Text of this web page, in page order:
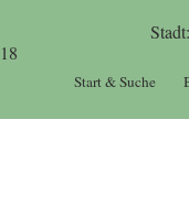
Stadt:
Start & Suche